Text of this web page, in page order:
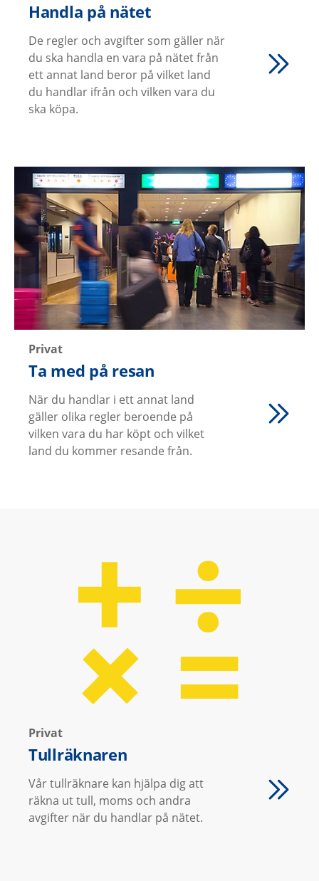
Handla på nätet
De regler och avgifter som gäller när
du ska handla en vara på nätet från
ett annat land beror på vilket land
du handlar ifrån och vilken vara du
ska köpa.
Ta med på resan
Privat
När du handlar i ett annat land
gäller olika regler beroende på
vilken vara du har köpt och vilket
land du kommer resande från.
Tullräknaren
Privat
Vår tullräknare kan hjälpa dig att
räkna ut tull, moms och andra
avgifter när du handlar på nätet.